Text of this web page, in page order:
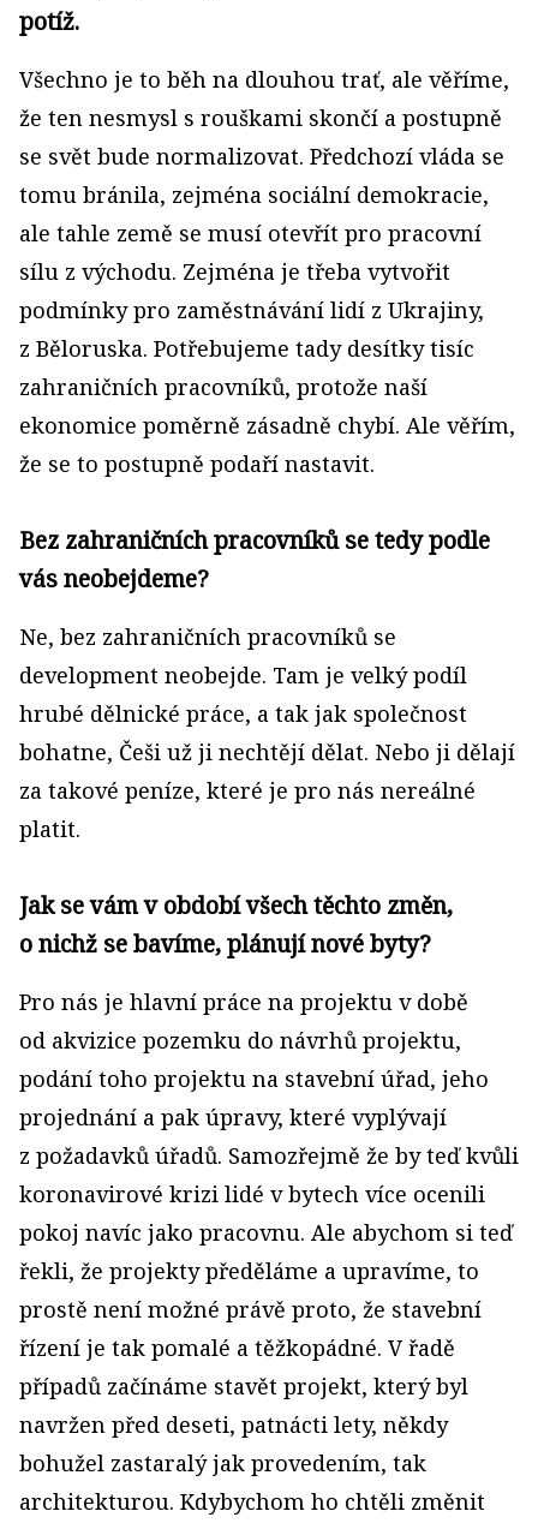
potíž.
Všechno je to běh na dlouhou trať, ale věříme,
že ten nesmysl s rouškami skončí a postupně
se svět bude normalizovat. Předchozí vláda se
tomu bránila, zejména sociální demokracie,
ale tahle země se musí otevřít pro pracovní
sílu z východu. Zejména je třeba vytvořit
podmínky pro zaměstnávání lidí z Ukrajiny,
z Běloruska. Potřebujeme tady desítky tisíc
zahraničních pracovníků, protože naší
ekonomice poměrně zásadně chybí. Ale věřím,
že se to postupně podaří nastavit.
Bez zahraničních pracovníků se tedy podle
vás neobejdeme?
Ne, bez zahraničních pracovníků se
development neobejde. Tam je velký podíl
hrubé dělnické práce, a tak jak společnost
bohatne, Češi už ji nechtějí dělat. Nebo ji dělají
za takové peníze, které je pro nás nereálné
platit.
Jak se vám v období všech těchto změn,
o nichž se bavíme, plánují nové byty?
Pro nás je hlavní práce na projektu v době
od akvizice pozemku do návrhů projektu,
podání toho projektu na stavební úřad, jeho
projednání a pak úpravy, které vyplývají
z požadavků úřadů. Samozřejmě že by teď kvůli
koronavirové krizi lidé v bytech více ocenili
pokoj navíc jako pracovnu. Ale abychom si teď
řekli, že projekty předěláme a upravíme, to
prostě není možné právě proto, že stavební
řízení je tak pomalé a těžkopádné. V řadě
případů začínáme stavět projekt, který byl
navržen před deseti, patnácti lety, někdy
bohužel zastaralý jak provedením, tak
architekturou. Kdybychom ho chtěli změnit